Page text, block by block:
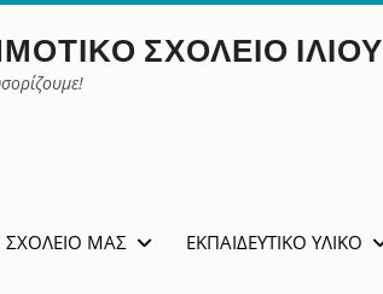
ΣΧΟΛΕΊΟ ΙΛΊΟΥ
ΣΧΟΛΕΊΟ ΜΑΣ ΕΚΠΑΙΔΕΥΤΙΚΌ ΥΛΙΚΌ